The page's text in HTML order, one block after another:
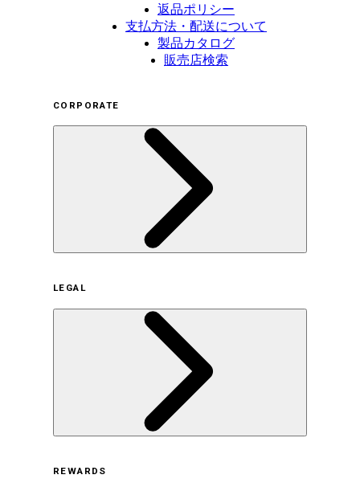
返品ポリシー
支払方法・配送について
製品カタログ
販売店検索
CORPORATE
サステナビリティの取り組み（日本）
サステナビリティの取り組み（米国/英語）
ヒストリー
採用情報
LEGAL
REWARDS